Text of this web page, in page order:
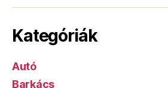
Kategóriák
Autó
Barkács